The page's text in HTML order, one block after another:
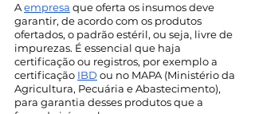
A empresa que oferta os insumos deve
garantir, de acordo com os produtos
ofertados, o padrão estéril, ou seja, livre de
impurezas. É essencial que haja
certificação ou registros, por exemplo a
certificação IBD ou no MAPA (Ministério da
Agricultura, Pecuária e Abastecimento),
para garantia desses produtos que a